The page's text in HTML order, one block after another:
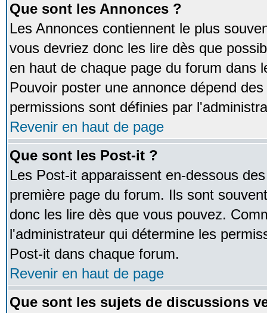
Que sont les Annonces ?
Les Annonces contiennent le plus
vous devriez donc les lire dès que
en haut de chaque page du forum dans
Pouvoir poster une annonce dépend
permissions sont définies par
Revenir en haut de page
Que sont les Post-it ?
Les Post-it apparaissent en-dessous
première page du forum. Ils sont
donc les lire dès que vous pouvez.
l'administrateur qui détermine les
Post-it dans chaque forum.
Revenir en haut de page
Que sont les sujets de discussions